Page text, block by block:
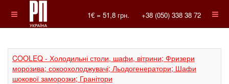
1€ = 51,8 грн. +38 (050) 338 38 72
COOLEQ - Холодильні столи, шафи, вітрини; Фризери
морозива; сокоохолоджувачі; Льодогенератори; Шафи
шокової заморозки; Гранітори